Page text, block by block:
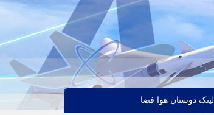
لینک دوستان هوا فضا